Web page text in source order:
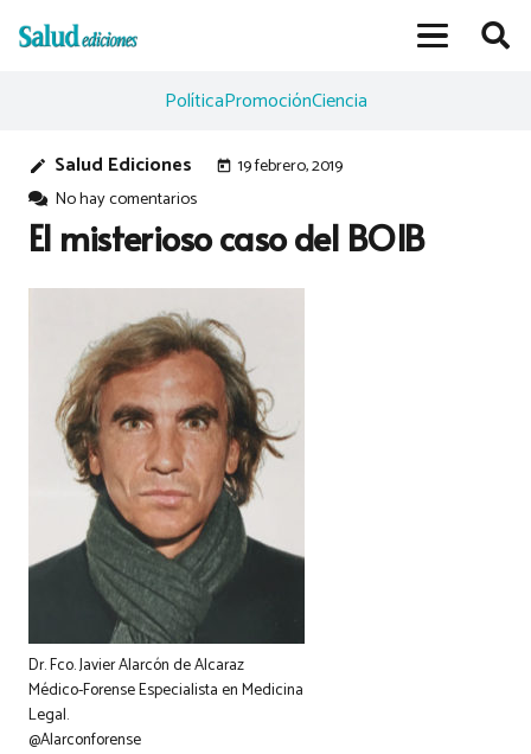
PolíticaPromociónCiencia
edit Salud Ediciones today 19 febrero, 2019
No hay comentarios
El misterioso caso del BOIB
Dr. Fco. Javier Alarcón de Alcaraz
Médico-Forense Especialista en Medicina
Legal.
@Alarconforense